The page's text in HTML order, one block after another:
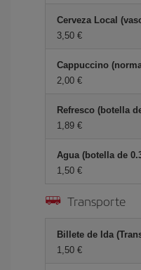
Cerveza Local
3,50 €
Cappuccino
2,00 €
Refresco (botella
1,89 €
Agua (botella de
1,50 €
Transporte
Billete de Ida
1,50 €